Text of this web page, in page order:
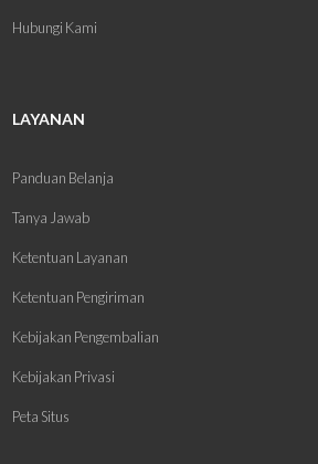
Hubungi Kami
LAYANAN
Panduan Belanja
Tanya Jawab
Ketentuan Layanan
Ketentuan Pengiriman
Kebijakan Pengembalian
Kebijakan Privasi
Peta Situs